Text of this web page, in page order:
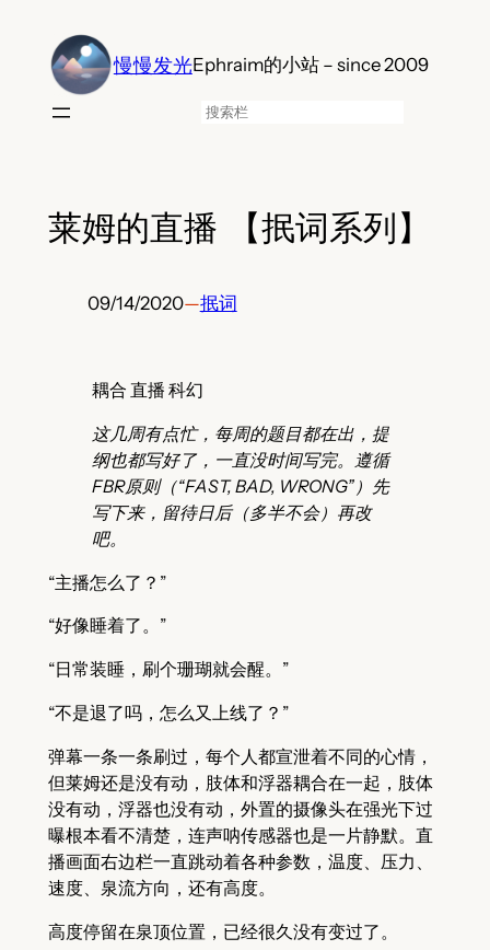
慢慢发光Ephraim的小站 – since 2009
搜
莱姆的直播 【抿词系列】
09/14/2020—抿词
耦合 直播 科幻
这几周有点忙，每周的题目都在出，提
纲也都写好了，一直没时间写完。遵循
FBR原则（“FAST, BAD, WRONG”）先
写下来，留待日后（多半不会）再改
吧。
“主播怎么了？”
“好像睡着了。”
“日常装睡，刷个珊瑚就会醒。”
“不是退了吗，怎么又上线了？”
弹幕一条一条刷过，每个人都宣泄着不同的心情，
但莱姆还是没有动，肢体和浮器耦合在一起，肢体
没有动，浮器也没有动，外置的摄像头在强光下过
曝根本看不清楚，连声呐传感器也是一片静默。直
播画面右边栏一直跳动着各种参数，温度、压力、
速度、泉流方向，还有高度。
高度停留在泉顶位置，已经很久没有变过了。